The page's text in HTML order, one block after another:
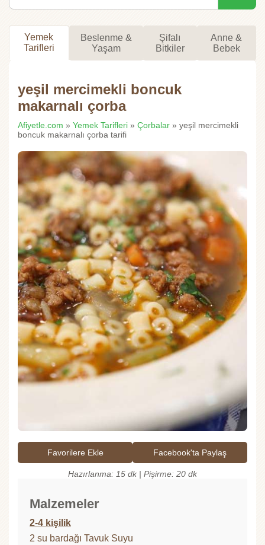
Yemek
Tarifleri
Beslenme &
Yaşam
Şifalı
Bitkiler
Anne &
Bebek
yeşil mercimekli boncuk
makarnalı çorba
Afiyetle.com » Yemek Tarifleri » Çorbalar » yeşil mercimekli
boncuk makarnalı çorba tarifi
Favorilere Ekle Facebook'ta Paylaş
Hazırlanma: 15 dk | Pişirme: 20 dk
Malzemeler
2-4 kişilik
2 su bardağı Tavuk Suyu